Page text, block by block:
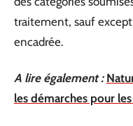
traitement, sauf
encadrée.
A lire également :
les démarches pour